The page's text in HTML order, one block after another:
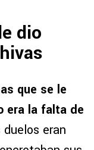
dio
que se le
era la falta de
eran